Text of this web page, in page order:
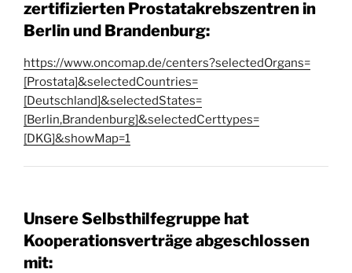
zertifizierten Prostatakrebszentren in
Berlin und Brandenburg:
https://www.oncomap.de/centers?selectedOrgans=
[Prostata]&selectedCountries=
[Deutschland]&selectedStates=
[Berlin,Brandenburg]&selectedCerttypes=
[DKG]&showMap=1
Unsere Selbsthilfegruppe hat
Kooperationsverträge abgeschlossen
mit: